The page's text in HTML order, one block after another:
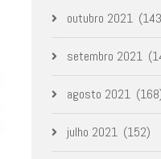
outubro 2021
setembro 2021
agosto 2021
julho 2021 (152)